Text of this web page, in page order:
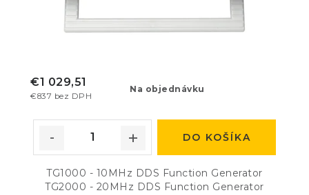
Na objednávku
€837 bez DPH
€1 029,51
DO KOŠÍKA
TG1000 - 10MHz DDS Function Generator
TG2000 - 20MHz DDS Function Generator